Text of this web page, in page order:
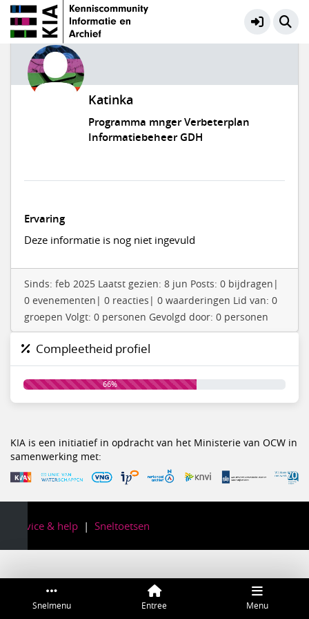
Snelmenu Entree Menu
Katinka
Programma mnger Verbeterplan
Informatiebeheer GDH
Ervaring
Deze informatie is nog niet ingevuld
Sinds: feb 2025 Laatst gezien: 8 jun Posts: 0 bijdragen|
0 evenementen| 0 reacties| 0 waarderingen Lid van: 0
groepen Volgt: 0 personen Gevolgd door: 0 personen
Compleetheid profiel
66%
KIA is een initiatief in opdracht van het Ministerie van OCW in
samenwerking met:
Service & help Sneltoetsen